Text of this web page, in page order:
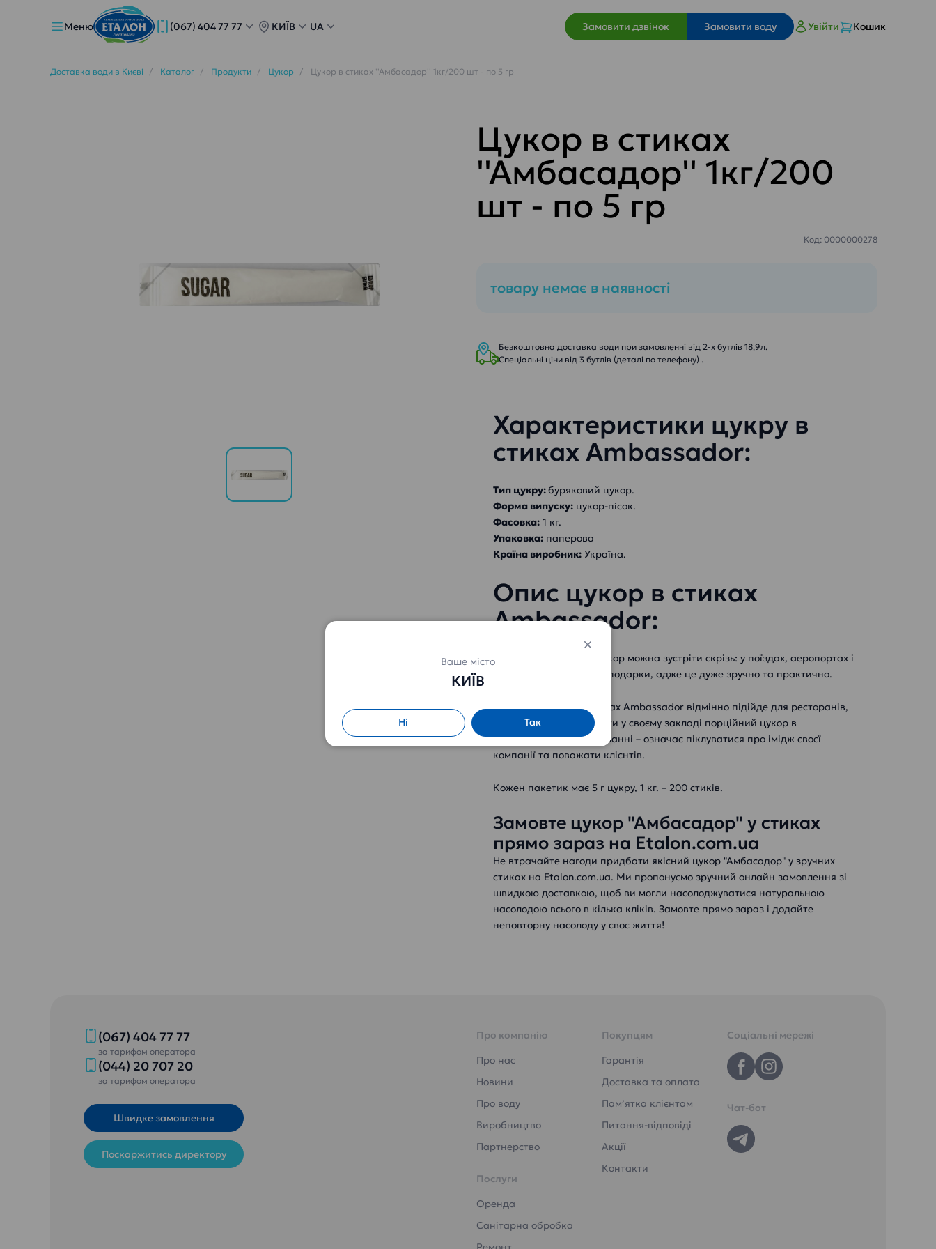
Меню (067) 404 77 77 КИЇВ UA Замовити дзвінок Замовити воду Увійти Кошик
Доставка води в Києві Каталог Продукти Цукор Цукор в стиках ''Амбасадор'' 1кг/200 шт - по 5 гр
Цукор в стиках
''Амбасадор'' 1кг/200
шт - по 5 гр
Код: 0000000278
товару немає в наявності
Безкоштовна доставка води при замовленні від 2-х бутлів 18,9л.
Спеціальні ціни від 3 бутлів (деталі по телефону) .
Характеристики цукру в
стиках Ambassador:
Тип цукру:буряковий цукор.
Форма випуску: цукор-пісок.
Фасовка: 1 кг.
Упаковка: паперова
Країна виробник: Україна.
Опис цукор в стиках
Ambassador:
Сьогодні фасований цукор можна зустріти скрізь: у поїздах, аеропортах і
навіть на кухні домогосподарки, адже це дуже зручно та практично.
Порційний цукор у стиках Ambassador відмінно підійде для ресторанів,
кафе чи офісів. Подавати у своєму закладі порційний цукор в
індивідуальному впакуванні – означає піклуватися про імідж своєї
компанії та поважати клієнтів.
Кожен пакетик має 5 г цукру, 1 кг. – 200 стиків.
Замовте цукор "Амбасадор" у стиках
прямо зараз на Etalon.com.ua
Не втрачайте нагоди придбати якісний цукор "Амбасадор" у зручних
стиках на Etalon.com.ua. Ми пропонуємо зручний онлайн замовлення зі
швидкою доставкою, щоб ви могли насолоджуватися натуральною
насолодою всього в кілька кліків. Замовте прямо зараз і додайте
неповторну насолоду у своє життя!
(067) 404 77 77
за тарифом оператора
(044) 20 707 20
за тарифом оператора
Швидке замовлення
Поскаржитись директору
Про компанію
Про нас
Новини
Про воду
Виробництво
Партнерство
Послуги
Оренда
Санітарна обробка
Покупцям
Гарантія
Доставка та оплата
Пам’ятка клієнтам
Питання-відповіді
Акції
Контакти
Соціальні мережі
Чат-бот
Ваше місто
КИЇВ
Ні Так